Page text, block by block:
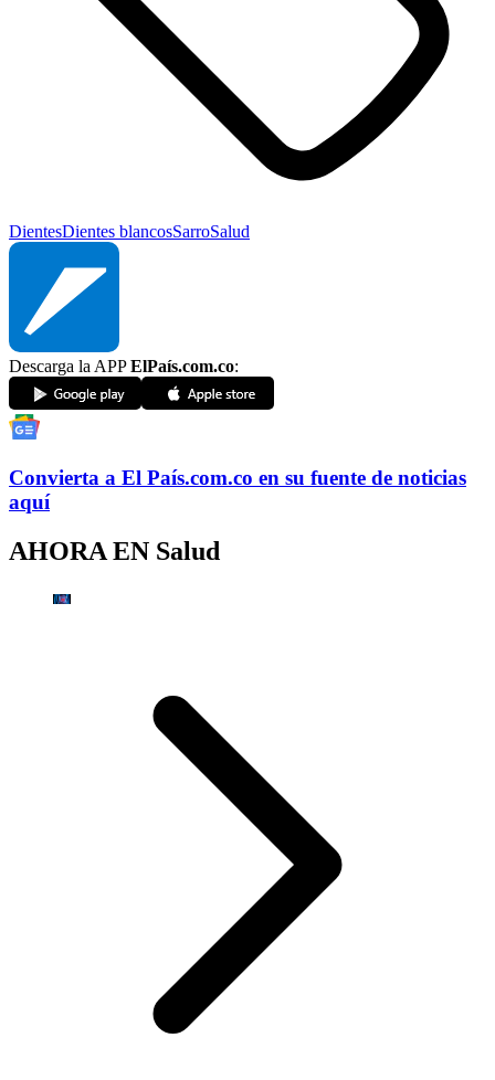
DientesDientes blancosSarroSalud
Descarga la APPElPaís.com.co:
Convierta a El País.com.co en su fuente de noticias
aquí
AHORA EN Salud